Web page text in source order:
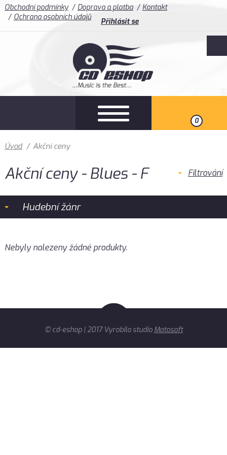
Obchodní podmínky Doprava a platba
Kontakt
Ochrana osobních údajů
Přihlásit se
0
Úvod / Akční ceny
Akční ceny - Blues - F Filtrování
Hudební žánr
Nebyly nalezeny žádné produkty.
© cd-eshop | 2017 Vyrobilo studio Matosoft